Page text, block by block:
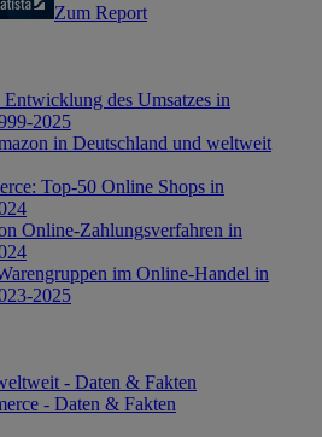
Zum Report
des Umsatzes in
2025
in Deutschland und weltweit
Top-50 Online Shops in
Online-Zahlungsverfahren in
im Online-Handel in
2025
- Daten & Fakten
- Daten & Fakten